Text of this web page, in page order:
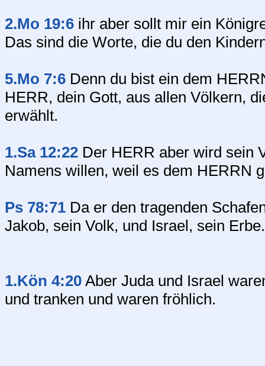
2.Mo 19:6 ihr aber sollt mir ein
Das sind die Worte, die du den
5.Mo 7:6 Denn du bist ein dem
HERR, dein Gott, aus allen Völkern,
erwählt.
1.Sa 12:22 Der HERR aber wird sein
Namens willen, weil es dem HERRN
Ps 78:71 Da er den tragenden
Jakob, sein Volk, und Israel, sein Erbe.
1.Kön 4:20 Aber Juda und Israel
und tranken und waren fröhlich.